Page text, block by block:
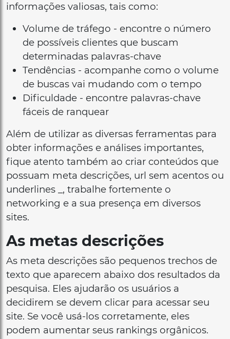
informações valiosas, tais como:
Volume de tráfego - encontre o número
de possíveis clientes que buscam
determinadas palavras-chave
Tendências - acompanhe como o volume
de buscas vai mudando com o tempo
Dificuldade - encontre palavras-chave
fáceis de ranquear
Além de utilizar as diversas ferramentas para
obter informações e análises importantes,
fique atento também ao criar conteúdos que
possuam meta descrições, url sem acentos ou
underlines _, trabalhe fortemente o
networking e a sua presença em diversos
sites.
As metas descrições
As meta descrições são pequenos trechos de
texto que aparecem abaixo dos resultados da
pesquisa. Eles ajudarão os usuários a
decidirem se devem clicar para acessar seu
site. Se você usá-los corretamente, eles
podem aumentar seus rankings orgânicos.